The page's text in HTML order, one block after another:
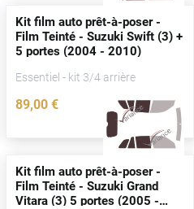
Kit film auto prêt-à-poser -
Film Teinté - Suzuki Swift (3) +
5portes (2004 - 2010)
Essentiel - kit 3/4 arrière
89,00 €
2366-SUZ
Kit film auto prêt-à-poser -
Film Teinté - Suzuki Grand
Vitara (3) 5portes (2005 -